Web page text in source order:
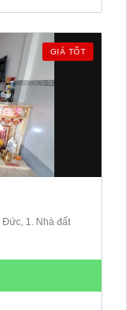
GIÁ TỐT
Đức, 1. Nhà đất